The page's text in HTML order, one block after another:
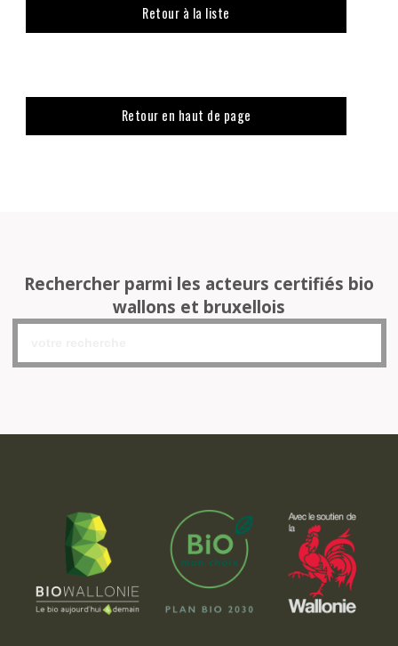
Retour à la liste
Retour en haut de page
Rechercher parmi les acteurs certifiés bio
wallons et bruxellois